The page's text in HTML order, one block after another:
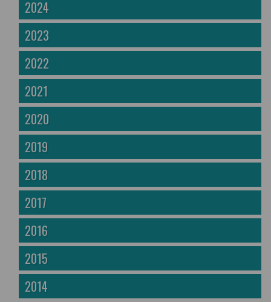
2024
2023
2022
2021
2020
2019
2018
2017
2016
2015
2014